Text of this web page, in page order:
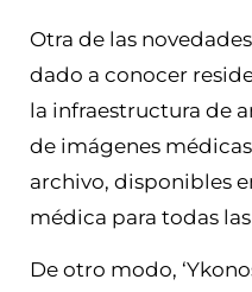
Otra de las
dado a conocer
la infraestructura de
de imágenes
archivo, disponibles
médica para todas las
De otro modo,